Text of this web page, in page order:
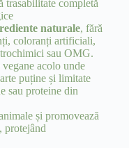
trasabilitate completă
naturale, fără
coloranți artificiali,
sau OMG.
acolo unde
puține și limitate
sau proteine din
și promovează
protejând